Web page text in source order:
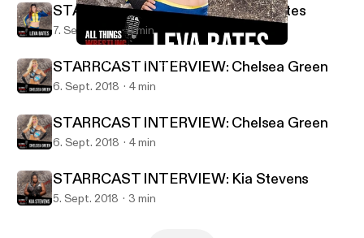
All Things Wrestling Radio
STARRCAST INTERVIEW: Leva Bates
7. Sept. 2018 4 min
STARRCAST INTERVIEW: Chelsea Green
6. Sept. 2018 4 min
STARRCAST INTERVIEW: Chelsea Green
6. Sept. 2018 4 min
STARRCAST INTERVIEW: Kia Stevens
5. Sept. 2018 3 min